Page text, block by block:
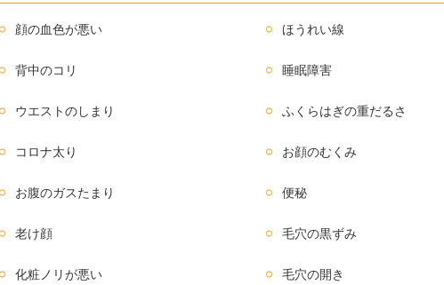
顔の血色が悪い ほうれい線
背中のコリ 睡眠障害
ウエストのしまり ふくらはぎの重だるさ
コロナ太り お顔のむくみ
お腹のガスたまり 便秘
老け顔 毛穴の黒ずみ
化粧ノリが悪い 毛穴の開き